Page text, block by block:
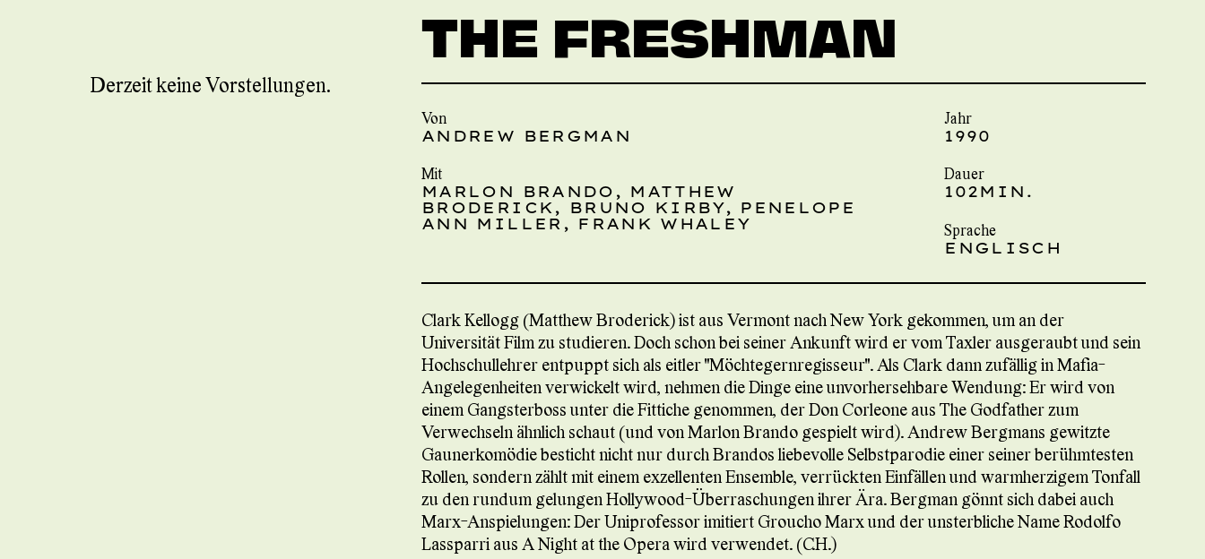
Derzeit keine Vorstellungen.
THE FRESHMAN
Von
ANDREW BERGMAN
Mit
MARLON BRANDO, MATTHEW
BRODERICK, BRUNO KIRBY, PENELOPE
ANN MILLER, FRANK WHALEY
Jahr
1990
Dauer
102MIN.
Sprache
ENGLISCH
Clark Kellogg (Matthew Broderick) ist aus Vermont nach New York gekommen, um an der
Universität Film zu studieren. Doch schon bei seiner Ankunft wird er vom Taxler ausgeraubt und sein
Hochschullehrer entpuppt sich als eitler "Möchtegernregisseur". Als Clark dann zufällig in Mafia-
Angelegenheiten verwickelt wird, nehmen die Dinge eine unvorhersehbare Wendung: Er wird von
einem Gangsterboss unter die Fittiche genommen, der Don Corleone aus The Godfather zum
Verwechseln ähnlich schaut (und von Marlon Brando gespielt wird). Andrew Bergmans gewitzte
Gaunerkomödie besticht nicht nur durch Brandos liebevolle Selbstparodie einer seiner berühmtesten
Rollen, sondern zählt mit einem exzellenten Ensemble, verrückten Einfällen und warmherzigem Tonfall
zu den rundum gelungen Hollywood-Überraschungen ihrer Ära. Bergman gönnt sich dabei auch
Marx-Anspielungen: Der Uniprofessor imitiert Groucho Marx und der unsterbliche Name Rodolfo
Lassparri aus A Night at the Opera wird verwendet. (C.H.)